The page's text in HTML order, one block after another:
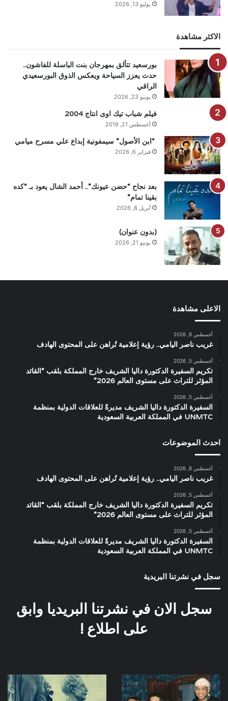
يوليو 13, 2026
الاكثر مشاهدة
بورسعيد تتألق بمهرجان بنت الباسلة للفاشون..
حدث يعزز السياحة ويعكس الذوق البورسعيدي
الراقي
يونيو 23, 2026
فيلم شباب تيك اوى انتاج 2004
أغسطس 21, 2019
“ابن الأصول” سيمفونية إبداع علي مسرح ميامي
فبراير 6, 2026
بعد نجاح “حضن عيونك”.. أحمد الشال يعود بـ “كده
بقينا تمام”
أبريل 8, 2026
(بدون عنوان)
يونيو 21, 2026
الاعلى مشاهدة
أغسطس 8, 2026
غريب ناصر اليامي.. رؤية إعلامية تُراهن على المحتوى الهادف
أغسطس 5, 2026
تكريم السفيرة الدكتورة داليا الشريف خارج المملكة بلقب “القائد
المؤثر للتراث على مستوى العالم 2026”
أغسطس 5, 2026
السفيرة الدكتورة داليا الشريف مديرةً للعلاقات الدولية بمنظمة
UNMTC في المملكة العربية السعودية
احدث الموضوعات
أغسطس 8, 2026
غريب ناصر اليامي.. رؤية إعلامية تُراهن على المحتوى الهادف
أغسطس 5, 2026
تكريم السفيرة الدكتورة داليا الشريف خارج المملكة بلقب “القائد
المؤثر للتراث على مستوى العالم 2026”
أغسطس 5, 2026
السفيرة الدكتورة داليا الشريف مديرةً للعلاقات الدولية بمنظمة
UNMTC في المملكة العربية السعودية
سجل في نشرتنا البريدية
سجل الان في نشرتنا البريديا وابق
على اطلاع !
كواليس
اغانى
ديليسيبس